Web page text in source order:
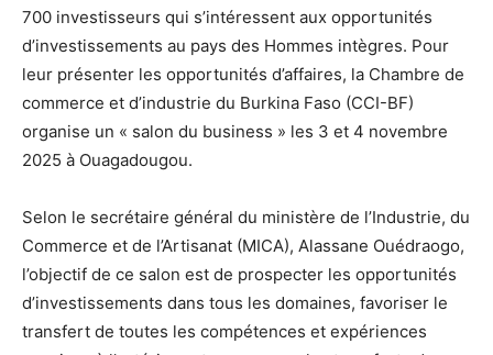
700 investisseurs qui s’intéressent aux opportunités
d’investissements au pays des Hommes intègres. Pour
leur présenter les opportunités d’affaires, la Chambre de
commerce et d’industrie du Burkina Faso (CCI-BF)
organise un « salon du business » les 3 et 4 novembre
2025 à Ouagadougou.
Selon le secrétaire général du ministère de l’Industrie, du
Commerce et de l’Artisanat (MICA), Alassane Ouédraogo,
l’objectif de ce salon est de prospecter les opportunités
d’investissements dans tous les domaines, favoriser le
transfert de toutes les compétences et expériences